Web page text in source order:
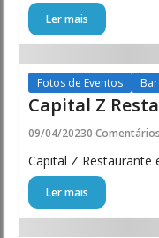
Ler mais
Fotos de Eventos
Capital Z
09/04/20230 Comentários
Capital Z Restaurante
Ler mais